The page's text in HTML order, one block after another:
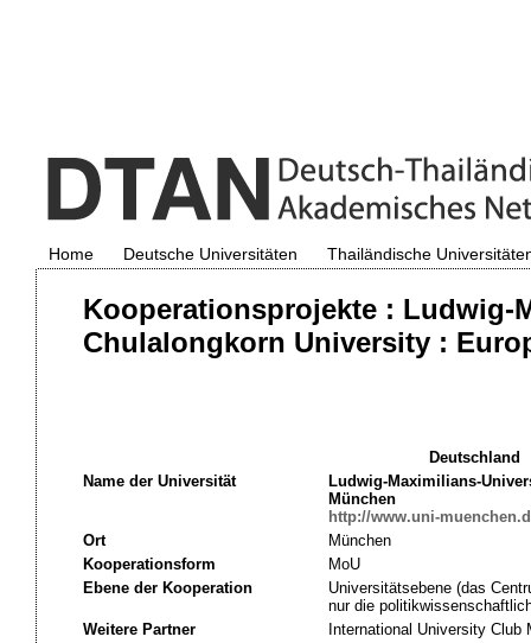
Home Deutsche Universitäten Thailändische
Kooperationsprojekte : Ludwig-
Chulalongkorn University :
Deutschland
Name der Universität
Ludwig-Maximilians-
München
http://www.uni-
Ort
München
Kooperationsform
MoU
Ebene der Kooperation
Universitätsebene (das
nur die
Weitere Partner
International University Club